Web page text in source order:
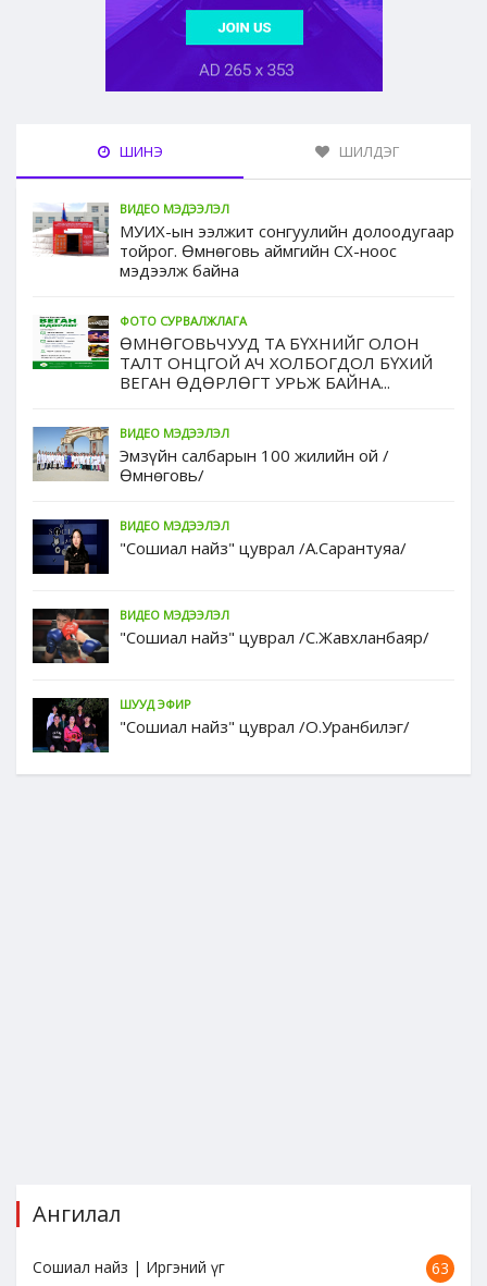
ШИНЭ ШИЛДЭГ
ВИДЕО МЭДЭЭЛЭЛ
МУИХ-ын ээлжит сонгуулийн долоодугаар
тойрог. Өмнөговь аймгийн СХ-ноос
мэдээлж байна
ФОТО СУРВАЛЖЛАГА
ӨМНӨГОВЬЧУУД ТА БҮХНИЙГ ОЛОН
ТАЛТ ОНЦГОЙ АЧ ХОЛБОГДОЛ БҮХИЙ
ВЕГАН ӨДӨРЛӨГТ УРЬЖ БАЙНА...
ВИДЕО МЭДЭЭЛЭЛ
Эмзүйн салбарын 100 жилийн ой /
Өмнөговь/
ВИДЕО МЭДЭЭЛЭЛ
"Сошиал найз" цуврал /А.Сарантуяа/
ВИДЕО МЭДЭЭЛЭЛ
"Сошиал найз" цуврал /С.Жавхланбаяр/
ШУУД ЭФИР
"Сошиал найз" цуврал /О.Уранбилэг/
Ангилал
Сошиал найз | Иргэний үг 63